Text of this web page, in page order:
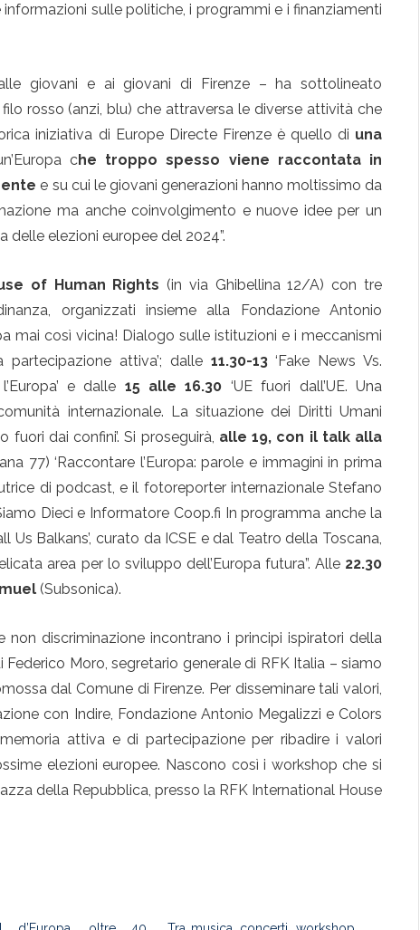
sulle politiche, i programmi e i finanziamenti
giovani e ai giovani di Firenze – ha sottolineato
rosso (anzi, blu) che attraversa le diverse attività che
iniziativa di Europe Directe Firenze è quello di una
che troppo spesso viene raccontata in
e su cui le giovani generazioni hanno moltissimo da
ma anche coinvolgimento e nuove idee per un
elezioni europee del 2024”.
of Human Rights (in via Ghibellina 12/A) con tre
organizzati insieme alla Fondazione Antonio
mai così vicina! Dialogo sulle istituzioni e i meccanismi
attiva’; dalle 11.30-13‘Fake News Vs.
e dalle 15 alle 16.30 ‘UE fuori dall’UE. Una
internazionale. La situazione dei Diritti Umani
fuori dai confini’. Si proseguirà, alle 19, con il talk alla
77) ‘Raccontare l’Europa: parole e immagini in prima
di podcast, e il fotoreporter internazionale Stefano
Dieci e Informatore Coop.fi In programma anche la
Balkans’, curato da ICSE e dal Teatro della Toscana,
area per lo sviluppo dell’Europa futura”. Alle 22.30
(Subsonica).
non discriminazione incontrano i principi ispiratori della
Moro, segretario generale di RFK Italia – siamo
dal Comune di Firenze. Per disseminare tali valori,
con Indire, Fondazione Antonio Megalizzi e Colors
attiva e di partecipazione per ribadire i valori
elezioni europee. Nascono così i workshop che si
della Repubblica, presso la RFK International House